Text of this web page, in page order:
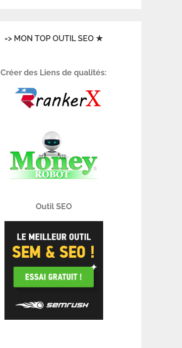
=> MON TOP OUTIL SEO ★
Créer des Liens de qualités:
Outil SEO